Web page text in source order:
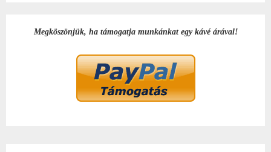
Megköszönjük, ha támogatja munkánkat egy kávé árával!